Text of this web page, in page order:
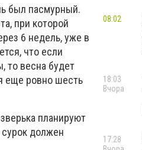
был пасмурный.
при которой
6 недель, уже в
что если
то весна будет
еще ровно шесть
планируют
сурок должен
08:02
18:03
Вчора
17:28